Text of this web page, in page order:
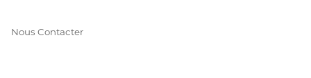
Nous Contacter